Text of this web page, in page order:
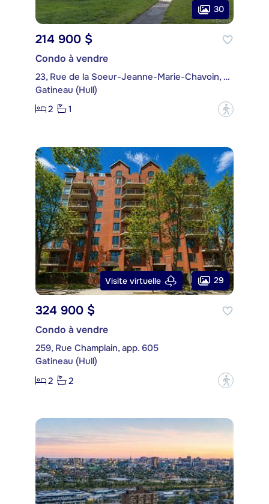
30
214 900 $
Condo à vendre
23, Rue de la Soeur-Jeanne-Marie-Chavoin, app. 1015
Gatineau (Hull)
2
1 ?
Visite virtuelle 29
324 900 $
Condo à vendre
259, Rue Champlain, app. 605
Gatineau (Hull)
2
2 ?